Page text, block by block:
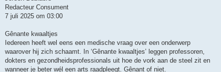
Redacteur Consument
7 juli 2025 om 03:00
Gênante kwaaltjes
Iedereen heeft wel eens een medische vraag over een onderwerp
waarover hij zich schaamt. In ‘Gênante kwaaltjes’ leggen professoren,
dokters en gezondheidsprofessionals uit hoe de vork aan de steel zit en
wanneer je beter wél een arts raadpleegt. Gênant of niet.